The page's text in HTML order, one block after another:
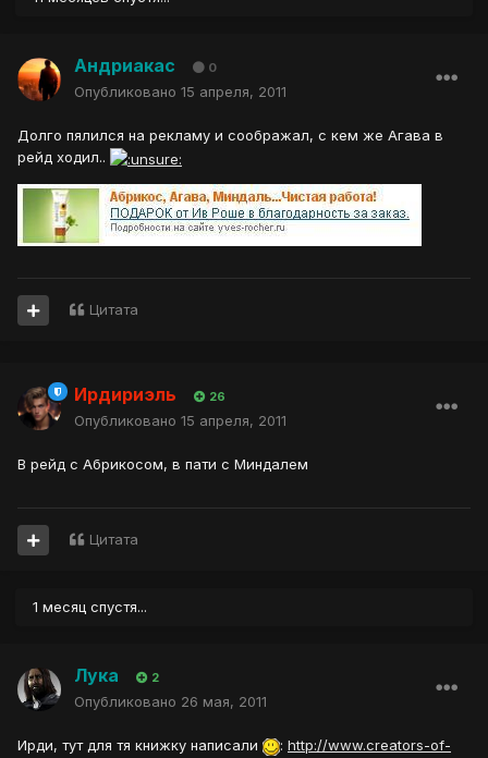
Андриакас 0
Опубликовано 15 апреля, 2011
Долго пялился на рекламу и соображал, с кем же Агава в
рейд ходил..
Цитата
Ирдириэль 26
Опубликовано 15 апреля, 2011
В рейд с Абрикосом, в пати с Миндалем
Цитата
1 месяц спустя...
Лука 2
Опубликовано 26 мая, 2011
Ирди, тут для тя книжку написали : http://www.creators-of-